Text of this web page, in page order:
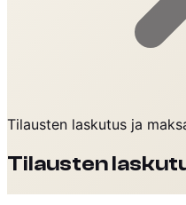
Tilausten laskutus ja
Tilausten